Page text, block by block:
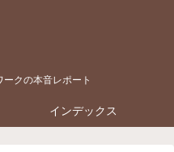
クの本音レポート
インデックス